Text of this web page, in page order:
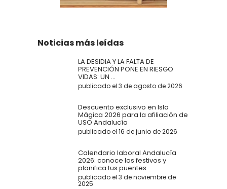
Noticias más leídas
LA DESIDIA Y LA FALTA DE
PREVENCIÓN PONE EN RIESGO
VIDAS: UN ...
publicado el 3 de agosto de 2026
Descuento exclusivo en Isla
Mágica 2026 para la afiliación de
USO Andalucía
publicado el 16 de junio de 2026
Calendario laboral Andalucía
2026: conoce los festivos y
planifica tus puentes
publicado el 3 de noviembre de
2025